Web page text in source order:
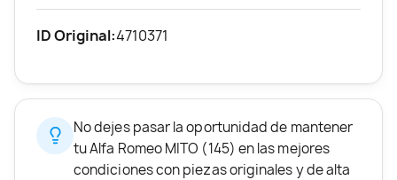
ID Original:4710371
No dejes pasar la oportunidad de mantener
tu Alfa Romeo MITO (145) en las mejores
condiciones con piezas originales y de alta